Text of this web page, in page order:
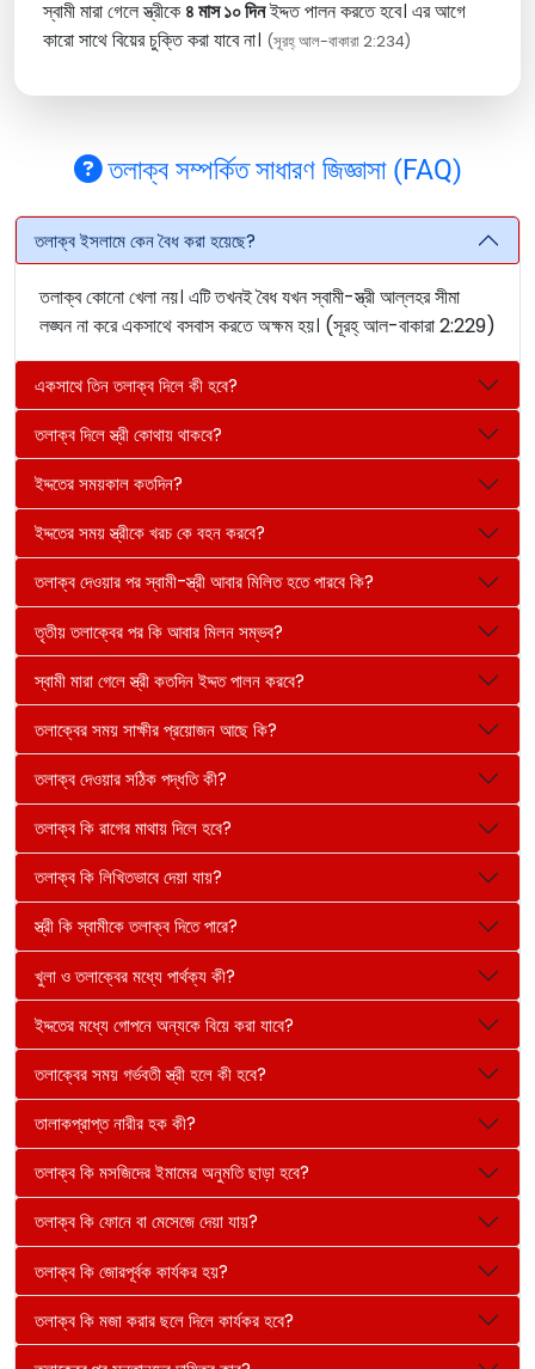
স্বামী মারা গেলে স্ত্রীকে ৪ মাস ১০ দিনইদ্দত পালন করতে হবে। এর আগে
কারো সাথে বিয়ের চুক্তি করা যাবে না। (সূরহ্ আল-বাকারা 2:234)
তলাক্ব সম্পর্কিত সাধারণ জিজ্ঞাসা (FAQ)
তলাক্ব ইসলামে কেন বৈধ করা হয়েছে?
তলাক্ব কোনো খেলা নয়। এটি তখনই বৈধ যখন স্বামী-স্ত্রী আল্লহর সীমা
লঙ্ঘন না করে একসাথে বসবাস করতে অক্ষম হয়। (সূরহ্ আল-বাকারা 2:229)
একসাথে তিন তলাক্ব দিলে কী হবে?
তলাক্ব দিলে স্ত্রী কোথায় থাকবে?
ইদ্দতের সময়কাল কতদিন?
ইদ্দতের সময় স্ত্রীকে খরচ কে বহন করবে?
তলাক্ব দেওয়ার পর স্বামী-স্ত্রী আবার মিলিত হতে পারবে কি?
তৃতীয় তলাক্বের পর কি আবার মিলন সম্ভব?
স্বামী মারা গেলে স্ত্রী কতদিন ইদ্দত পালন করবে?
তলাক্বের সময় সাক্ষীর প্রয়োজন আছে কি?
তলাক্ব দেওয়ার সঠিক পদ্ধতি কী?
তলাক্ব কি রাগের মাথায় দিলে হবে?
তলাক্ব কি লিখিতভাবে দেয়া যায়?
স্ত্রী কি স্বামীকে তলাক্ব দিতে পারে?
খুলা ও তলাক্বের মধ্যে পার্থক্য কী?
ইদ্দতের মধ্যে গোপনে অন্যকে বিয়ে করা যাবে?
তলাক্বের সময় গর্ভবতী স্ত্রী হলে কী হবে?
তালাকপ্রাপ্ত নারীর হক কী?
তলাক্ব কি মসজিদের ইমামের অনুমতি ছাড়া হবে?
তলাক্ব কি ফোনে বা মেসেজে দেয়া যায়?
তলাক্ব কি জোরপূর্বক কার্যকর হয়?
তলাক্ব কি মজা করার ছলে দিলে কার্যকর হবে?